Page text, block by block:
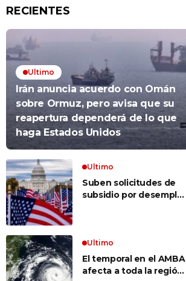
RECIENTES
Ultimo
Irán anuncia acuerdo con Omán
sobre Ormuz, pero avisa que su
reapertura dependerá de lo que
haga Estados Unidos
Ultimo
Suben solicitudes de
subsidio por desempleo
Ultimo
El temporal en el AMBA
afecta a toda la región: